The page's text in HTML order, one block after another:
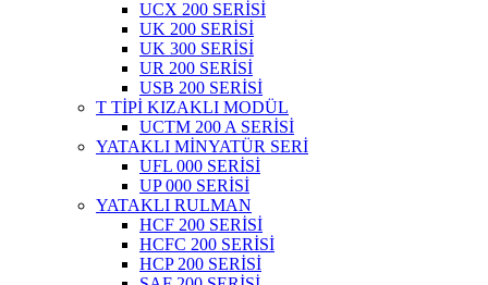
UCX 200 SERİSİ
UK 200 SERİSİ
UK 300 SERİSİ
UR 200 SERİSİ
USB 200 SERİSİ
T TİPİ KIZAKLI MODÜL
UCTM 200 A SERİSİ
YATAKLI MİNYATÜR SERİ
UFL 000 SERİSİ
UP 000 SERİSİ
YATAKLI RULMAN
HCF 200 SERİSİ
HCFC 200 SERİSİ
HCP 200 SERİSİ